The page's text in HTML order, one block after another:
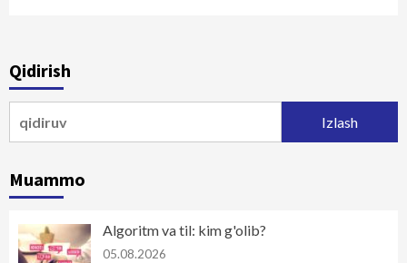
Qidirish
Muammo
Algoritm va til: kim g'olib?
05.08.2026